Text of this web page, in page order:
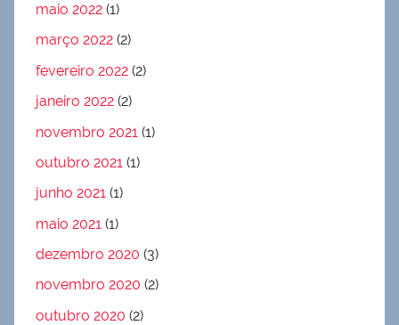
maio 2022 (1)
março 2022 (2)
fevereiro 2022 (2)
janeiro 2022 (2)
novembro 2021 (1)
outubro 2021 (1)
junho 2021 (1)
maio 2021 (1)
dezembro 2020 (3)
novembro 2020 (2)
outubro 2020 (2)